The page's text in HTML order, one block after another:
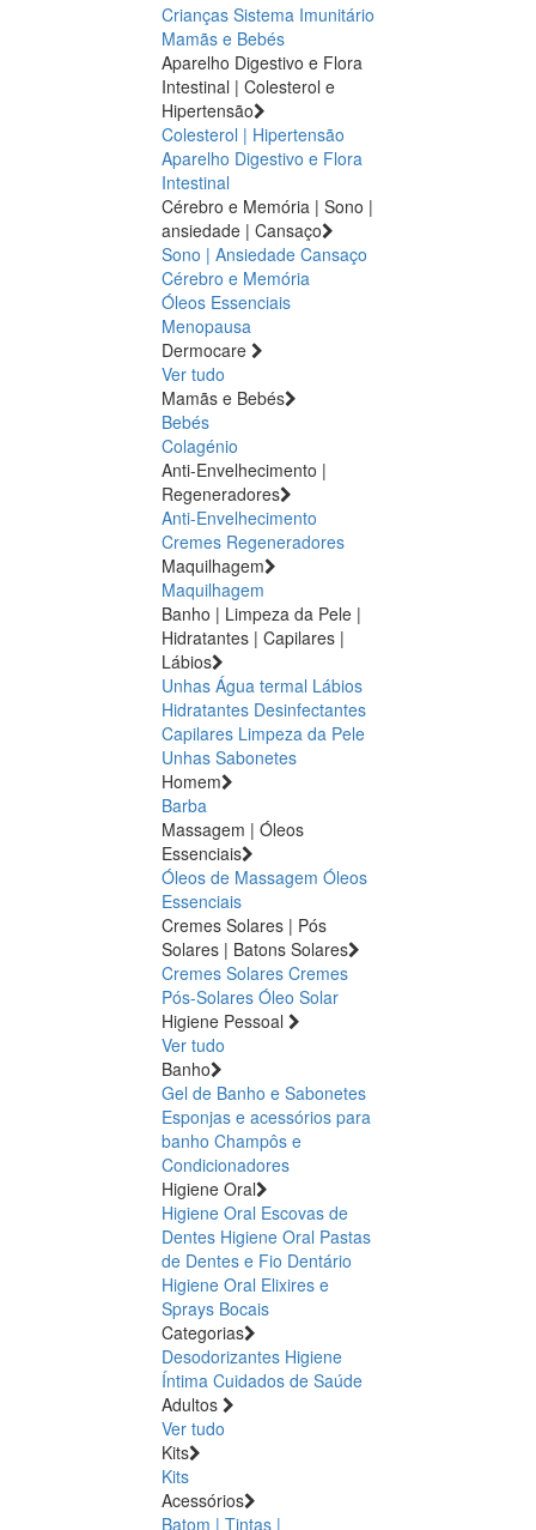
Crianças Sistema Imunitário
Mamãs e Bebés
Aparelho Digestivo e Flora
Intestinal | Colesterol e
Hipertensão
Colesterol | Hipertensão
Aparelho Digestivo e Flora
Intestinal
Cérebro e Memória | Sono |
ansiedade | Cansaço
Sono | Ansiedade Cansaço
Cérebro e Memória
Óleos Essenciais
Menopausa
Dermocare
Ver tudo
Mamãs e Bebés
Bebés
Colagénio
Anti-Envelhecimento |
Regeneradores
Anti-Envelhecimento
Cremes Regeneradores
Maquilhagem
Maquilhagem
Banho | Limpeza da Pele |
Hidratantes | Capilares |
Lábios
Unhas Água termal Lábios
Hidratantes Desinfectantes
Capilares Limpeza da Pele
Unhas Sabonetes
Homem
Barba
Massagem | Óleos
Essenciais
Óleos de Massagem Óleos
Essenciais
Cremes Solares | Pós
Solares | Batons Solares
Cremes Solares Cremes
Pós-Solares Óleo Solar
Higiene Pessoal
Ver tudo
Banho
Gel de Banho e Sabonetes
Esponjas e acessórios para
banho Champôs e
Condicionadores
Higiene Oral
Higiene Oral Escovas de
Dentes Higiene Oral Pastas
de Dentes e Fio Dentário
Higiene Oral Elixires e
Sprays Bocais
Categorias
Desodorizantes Higiene
Íntima Cuidados de Saúde
Adultos
Ver tudo
Kits
Kits
Acessórios
Batom | Tintas |